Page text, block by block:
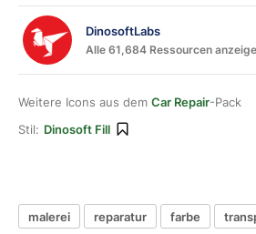
DinosoftLabs
Alle 61,684 Ressourcen
Weitere Icons aus dem Car Repair-Pack
Stil: Dinosoft Fill
malerei reparatur farbe